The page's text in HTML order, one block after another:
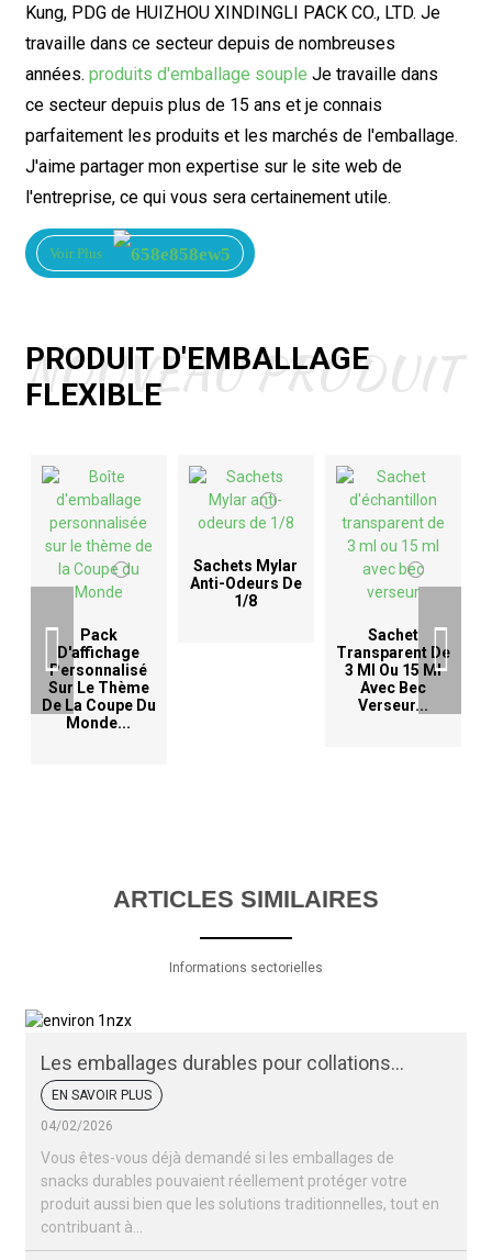
Kung, PDG de HUIZHOU XINDINGLI PACK CO., LTD. Je
travaille dans ce secteur depuis de nombreuses
années. produits d'emballage souple Je travaille dans
ce secteur depuis plus de 15 ans et je connais
parfaitement les produits et les marchés de l'emballage.
J'aime partager mon expertise sur le site web de
l'entreprise, ce qui vous sera certainement utile.
Voir Plus
PRODUIT D'EMBALLAGE
FLEXIBLE
NOUVEAU PRODUIT
Pack
D'affichage
Personnalisé
Sur Le Thème
De La Coupe Du
Monde...
Sachets Mylar
Anti-Odeurs De
1/8
Sachet
Transparent De
3 Ml Ou 15 Ml
Avec Bec
Verseur...
ARTICLES SIMILAIRES
Informations sectorielles
Les emballages durables pour collations
peuvent-ils protéger vos produits ?
EN SAVOIR PLUS
04/02/2026
Vous êtes-vous déjà demandé si les emballages de
snacks durables pouvaient réellement protéger votre
produit aussi bien que les solutions traditionnelles, tout en
contribuant à...